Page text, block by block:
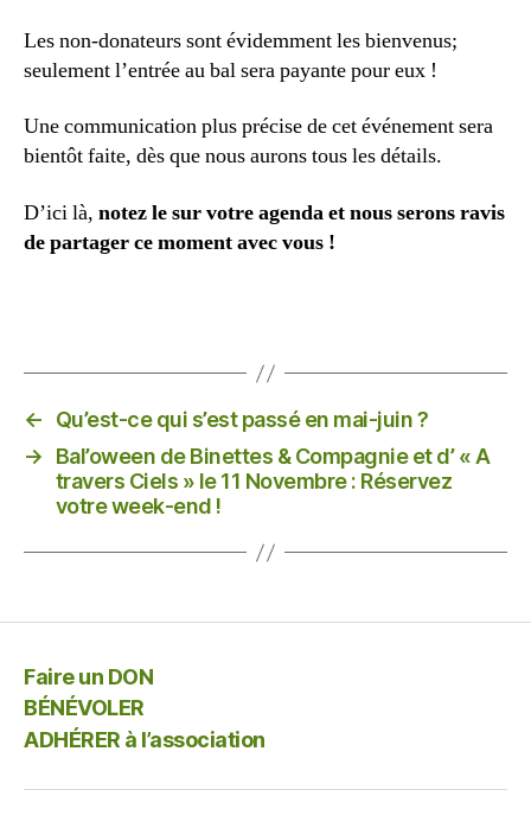
Les non-donateurs sont évidemment les bienvenus;
seulement l’entrée au bal sera payante pour eux !
Une communication plus précise de cet événement sera
bientôt faite, dès que nous aurons tous les détails.
D’ici là, notez le sur votre agenda et nous serons ravis
de partager ce moment avec vous !
←
Qu’est-ce qui s’est passé en mai-juin ?
→
Bal’oween de Binettes & Compagnie et d’ « A
travers Ciels » le 11 Novembre : Réservez
votre week-end !
Faire un DON
BÉNÉVOLER
ADHÉRER à l’association